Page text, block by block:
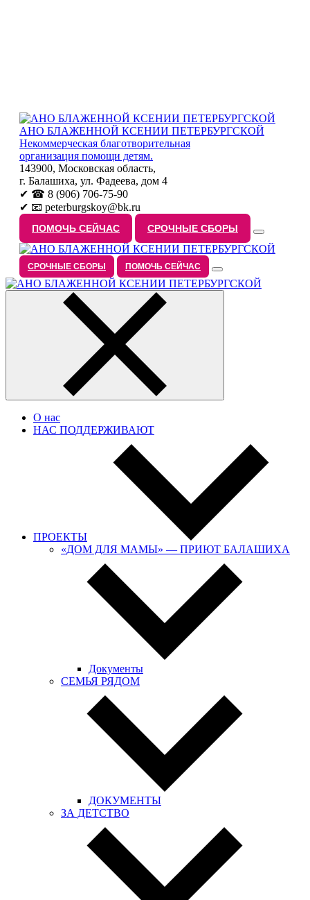
АНО БЛАЖЕННОЙ КСЕНИИ ПЕТЕРБУРГСКОЙ
Некоммерческая благотворительная
организация помощи детям.
143900, Московская область,
г. Балашиха, ул. Фадеева, дом 4
✔ ☎ 8 (906) 706-75-90
✔ 📧 peterburgskoy@bk.ru
ПОМОЧЬ СЕЙЧАС СРОЧНЫЕ СБОРЫ
СРОЧНЫЕ СБОРЫ ПОМОЧЬ СЕЙЧАС
О нас
НАС ПОДДЕРЖИВАЮТ
ПРОЕКТЫ
«ДОМ ДЛЯ МАМЫ» — ПРИЮТ БАЛАШИХА
Документы
СЕМЬЯ РЯДОМ
ДОКУМЕНТЫ
ЗА ДЕТСТВО